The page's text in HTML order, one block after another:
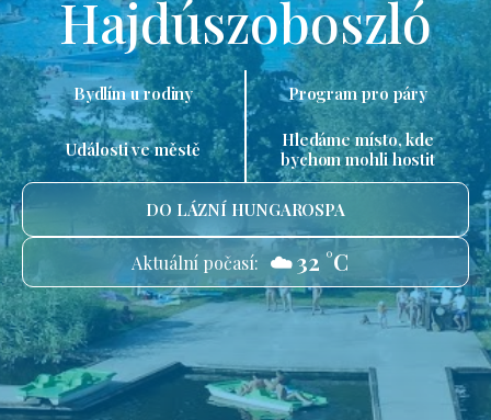
Hajdúszoboszló
Bydlím u rodiny Program pro páry
Události ve městě
Hledáme místo, kde
bychom mohli hostit
DO LÁZNÍ HUNGAROSPA
Aktuální počasí: ☁️ 32 °C